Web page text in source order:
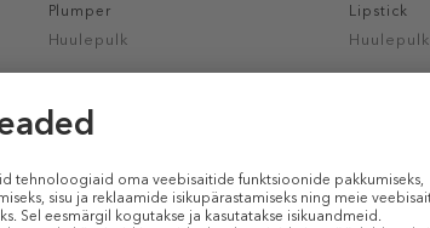
Plumper
Huulepulk
3.6 g
Lipstick
Huulepulk